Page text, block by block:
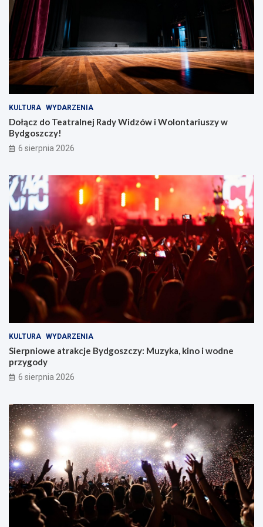
e
!o
n
r
i
u
s
z
y
w
B
y
o
s
z
c
z
y
!
KULTURA WYDARZENIA
Dołącz do Teatralnej Rady Widzów i Wolontariuszy w
Bydgoszczy!
6 sierpnia 2026
KULTURA WYDARZENIA
Sierpniowe atrakcje Bydgoszczy: Muzyka, kino i wodne
przygody
6 sierpnia 2026